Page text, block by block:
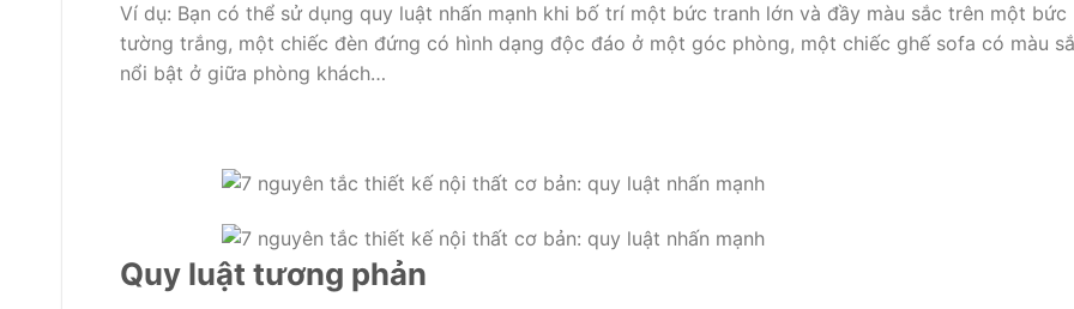
Ví dụ: Bạn có thể sử dụng quy luật nhấn mạnh khi bố trí một bức tranh lớn và đầy màu sắc trên một bức
tường trắng, một chiếc đèn đứng có hình dạng độc đáo ở một góc phòng, một chiếc ghế sofa có màu
nổi bật ở giữa phòng khách…
Quy luật tương phản